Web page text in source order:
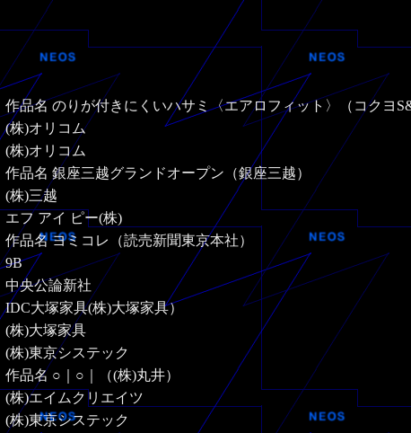
作品名 のりが付きにくいハサミ〈エアロフィット〉（コクヨ
(株)オリコム
(株)オリコム
作品名 銀座三越グランドオープン（銀座三越）
(株)三越
エフ アイ ピー(株)
作品名 ヨミコレ（読売新聞東京本社）
9B
中央公論新社
IDC大塚家具(株)大塚家具）
(株)大塚家具
(株)東京システック
作品名 ○｜○｜（(株)丸井）
(株)エイムクリエイツ
(株)東京システック